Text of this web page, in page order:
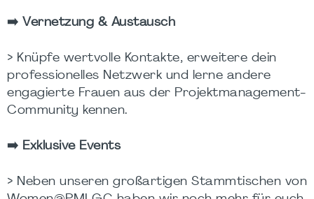
➡️ Vernetzung & Austausch
> Knüpfe wertvolle Kontakte, erweitere dein
professionelles Netzwerk und lerne andere
engagierte Frauen aus der Projektmanagement-
Community kennen.
➡️ Exklusive Events
> Neben unseren großartigen Stammtischen von